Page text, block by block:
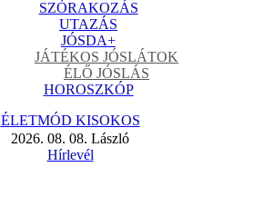
SZÓRAKOZÁS
UTAZÁS
JÓSDA+
JÁTÉKOS JÓSLÁTOK
ÉLŐ JÓSLÁS
HOROSZKÓP
ÉLETMÓD KISOKOS
2026. 08. 08. László
Hírlevél